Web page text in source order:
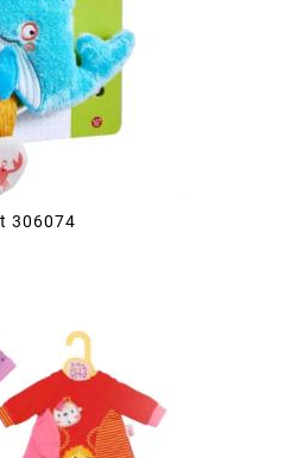
306074